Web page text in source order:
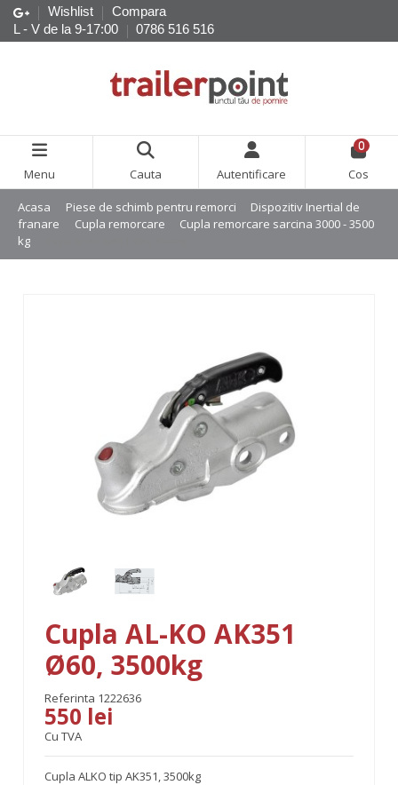
Wishlist
Compara
L - V de la 9-17:00
0786 516 516
Menu Cauta Autentificare
0
Cos
Acasa Piese de schimb pentru remorci
Dispozitiv Inertial de
franare
Cupla remorcare
Cupla remorcare sarcina 3000 - 3500
kg
Cupla AL-KO AK351
Ø60, 3500kg
Referinta 1222636
550 lei
Cu TVA
Cupla ALKO tip AK351, 3500kg